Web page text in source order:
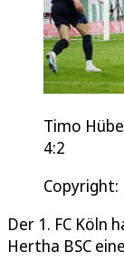
Timo
4:2
Der 1. FC Köln
Hertha BSC